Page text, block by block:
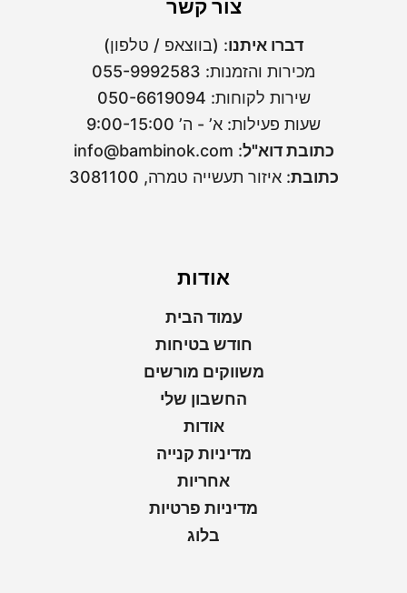
צור קשר
דברו איתנו: (בווצאפ / טלפון)
מכירות והזמנות:
055-9992583
שירות לקוחות:
050-6619094
שעות פעילות: א’ - ה’ 9:00-15:00
כתובת דוא"ל:
info@bambinok.com
כתובת: איזור תעשייה טמרה, 3081100
אודות
עמוד הבית
חודש בטיחות
משווקים מורשים
החשבון שלי
אודות
מדיניות קנייה
אחריות
מדיניות פרטיות
בלוג